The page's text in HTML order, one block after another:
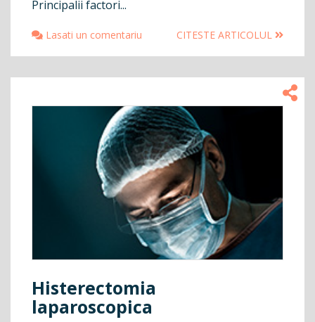
Principalii factori...
Lasati un comentariu CITESTE ARTICOLUL
Histerectomia
laparoscopica